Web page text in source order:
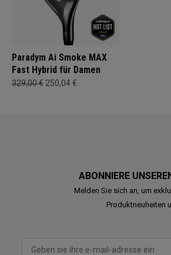
Paradym Ai Smoke MAX
Fast Hybrid für Damen
329,00 € 250,04 €
ABONNIERE
Melden Sie sich an, um
Produktneuheiten